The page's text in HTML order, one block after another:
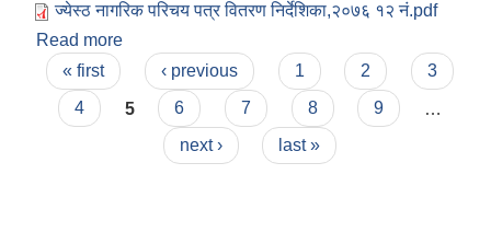
ज्येस्ठ नागरिक परिचय पत्र वितरण निर्देशिका,२०७६ १२ नं.pdf
Read more
कार्यपालिका तथा गाउँसभाबाट पारित भएका
ऐन,नियम,कानुन,निर्देशिका तथा कार्यविधि
Pages
« first ‹ previous 1 2
3
4
5 6 7 8 9
next ›
last »